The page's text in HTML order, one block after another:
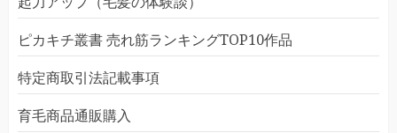
ピカキチ叢書 売れ筋ランキングTOP10作品
特定商取引法記載事項
育毛商品通販購入